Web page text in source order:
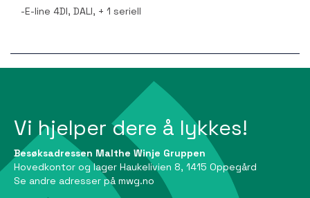
-E-line 4DI, DALI, + 1 seriell
Vi hjelper dere å lykkes!
Besøksadressen Malthe Winje Gruppen
Hovedkontor og lager Haukelivien 8, 1415 Oppegård
Se andre adresser på mwg.no